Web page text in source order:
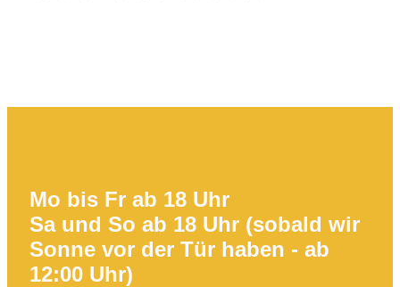
Mo bis Fr ab 18 Uhr
Sa und So ab 18 Uhr (sobald wir
Sonne vor der Tür haben - ab
12:00 Uhr)